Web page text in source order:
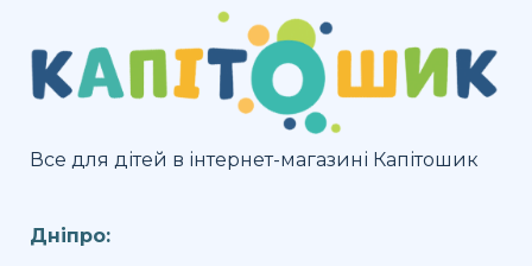
Все для дітей в інтернет-магазині Капітошик
Дніпро: